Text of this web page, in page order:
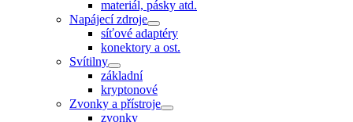
materiál, pásky atd.
Napájecí zdroje
síťové adaptéry
konektory a ost.
Svítilny
základní
kryptonové
Zvonky a přístroje
zvonky